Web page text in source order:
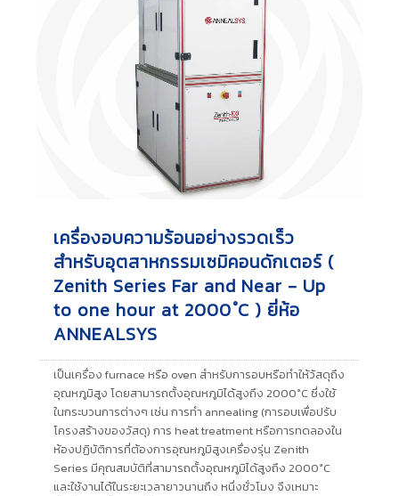
เครื่องอบความร้อนอย่างรวดเร็ว
สำหรับอุตสาหกรรมเซมิคอนดักเตอร์ (
Zenith Series Far and Near - Up
to one hour at 2000 ํC ) ยี่ห้อ
ANNEALSYS
เป็นเครื่อง furnace หรือ oven สำหรับการอบหรือทำให้วัสดุถึง
อุณหภูมิสูง โดยสามารถตั้งอุณหภูมิได้สูงถึง 2000°C ซึ่งใช้
ในกระบวนการต่างๆ เช่น การทำ annealing (การอบเพื่อปรับ
โครงสร้างของวัสดุ) การ heat treatment หรือการทดลองใน
ห้องปฏิบัติการที่ต้องการอุณหภูมิสูงเครื่องรุ่น Zenith
Series มีคุณสมบัติที่สามารถตั้งอุณหภูมิได้สูงถึง 2000°C
และใช้งานได้ในระยะเวลายาวนานถึง หนึ่งชั่วโมง จึงเหมาะ